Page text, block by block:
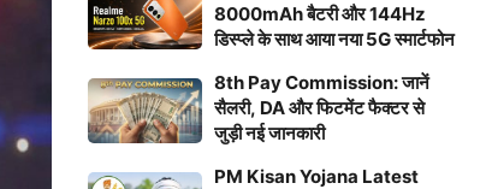
8000mAh बैटरी और 144Hz
डिस्प्ले के साथ आया नया 5G स्मार्टफोन
8th Pay Commission: जानें
सैलरी, DA और फिटमेंट फैक्टर से
जुड़ी नई जानकारी
PM Kisan Yojana Latest